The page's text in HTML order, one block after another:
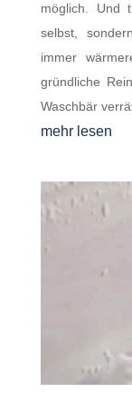
möglich. Und
selbst,
immer
gründliche
Waschbär
mehr lesen